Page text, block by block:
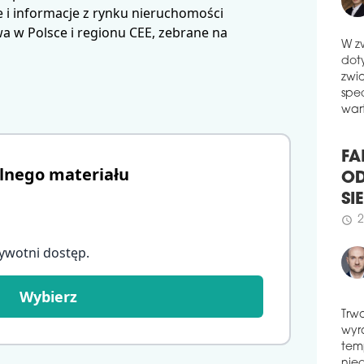
materiału
dostęp.
Wybierz
i informacje z rynku nieruchomości
w Polsce i regionu CEE, zebrane na
schedule
Port
schedule
W